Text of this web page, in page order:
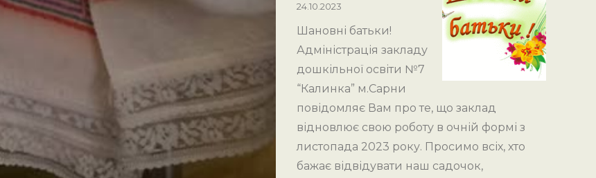
24.10.2023
Шановні батьки!
Адміністрація закладу
дошкільної освіти №7
“Калинка” м.Сарни
повідомляє Вам про те, що заклад
відновлює свою роботу в очній формі з
листопада 2023 року. Просимо всіх, хто
бажає відвідувати наш садочок,